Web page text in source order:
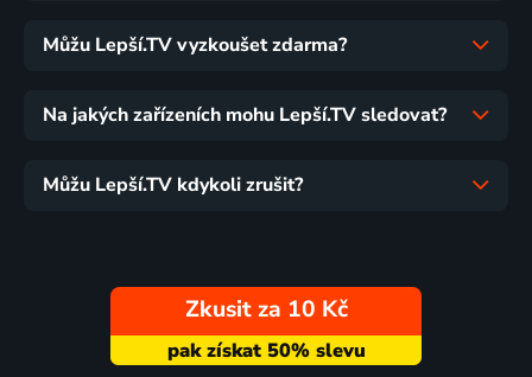
Můžu Lepší.TV vyzkoušet zdarma?
Na jakých zařízeních mohu Lepší.TV sledovat?
Můžu Lepší.TV kdykoli zrušit?
Zkusit za 10 Kč